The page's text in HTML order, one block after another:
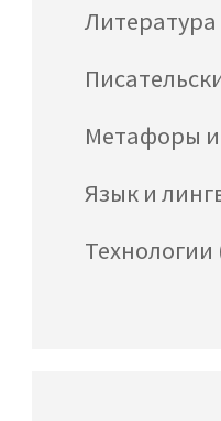
Литература
Метафоры
Язык и
Технологии